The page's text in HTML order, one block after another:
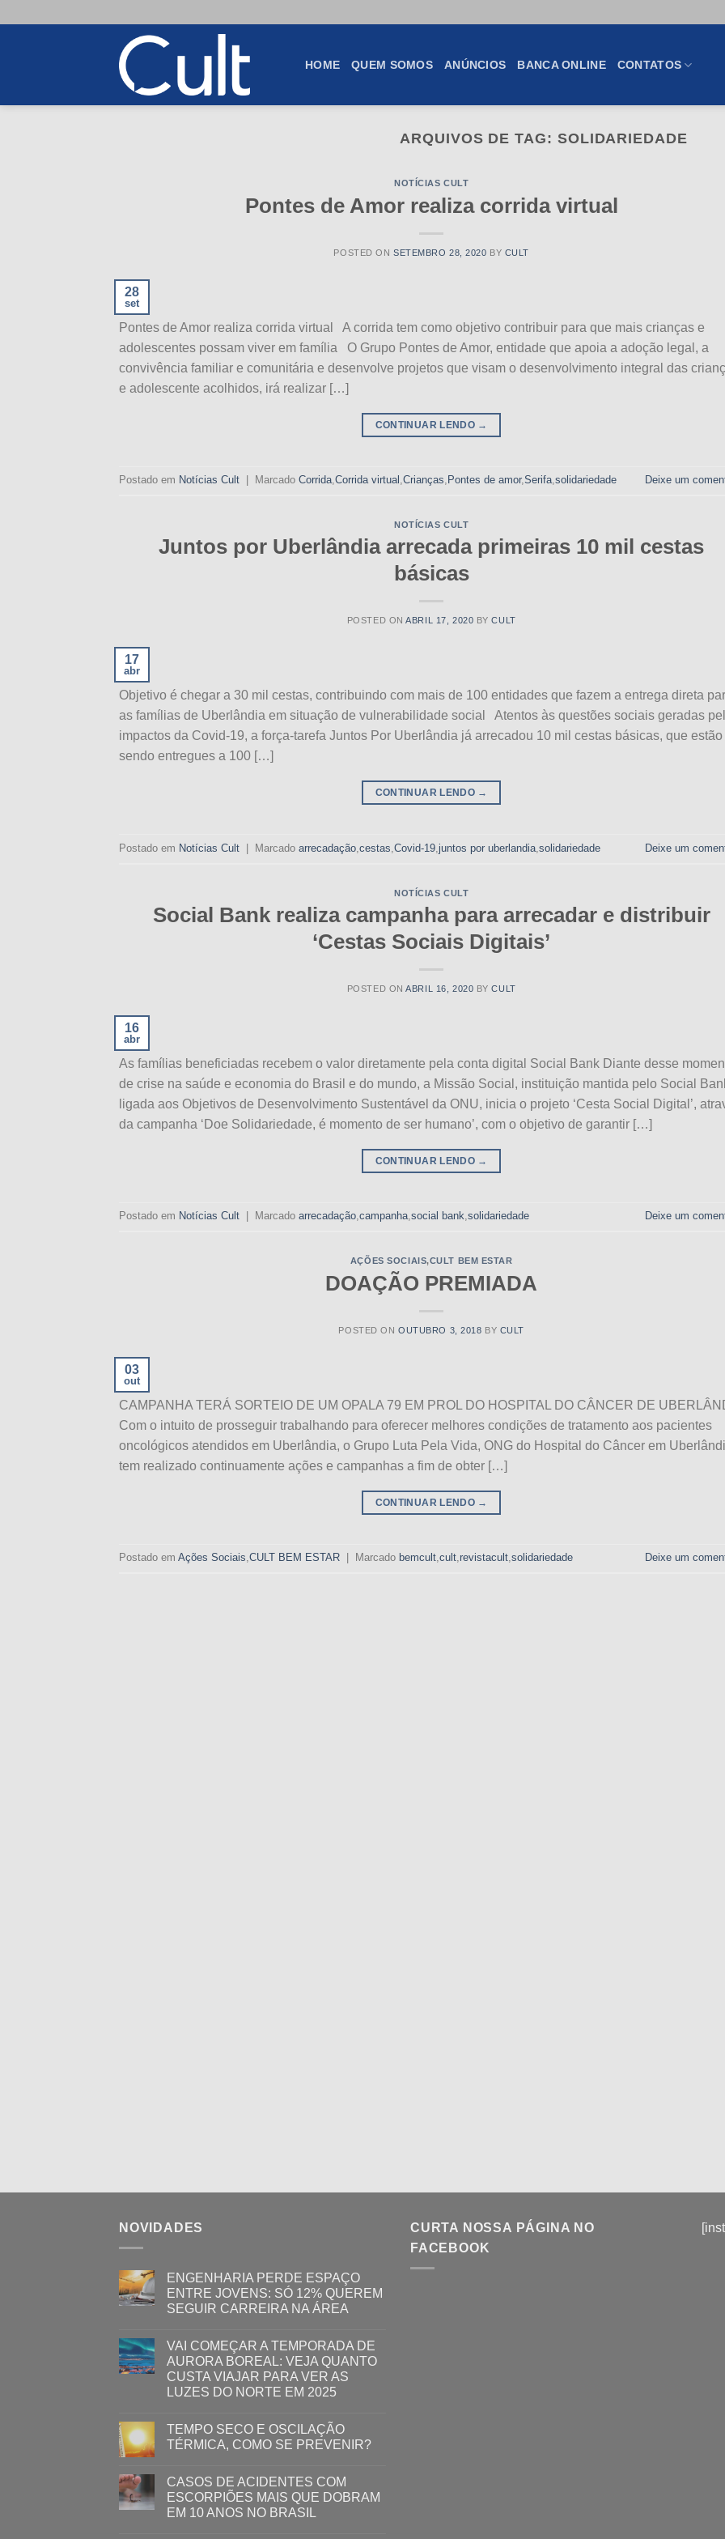
HOME QUEM SOMOS ANÚNCIOS BANCA ONLINE CONTATOS
ARQUIVOS DE TAG: SOLIDARIEDADE
NOTÍCIAS CULT
Pontes de Amor realiza corrida virtual
POSTED ONSETEMBRO 28, 2020 BY CULT
28
set
Pontes de Amor realiza corrida virtual A corrida tem como objetivo contribuir para que mais crianças e
adolescentes possam viver em família O Grupo Pontes de Amor, entidade que apoia a adoção legal, a
convivência familiar e comunitária e desenvolve projetos que visam o desenvolvimento integral das
e adolescente acolhidos, irá realizar […]
CONTINUAR LENDO →
Postado em Notícias Cult Marcado Corrida,Corrida virtual ,Crianças, Pontes de amor,Serifa,solidariedade Deixe um
NOTÍCIAS CULT
Juntos por Uberlândia arrecada primeiras 10 mil cestas
básicas
POSTED ONABRIL 17, 2020 BYCULT
17
abr
Objetivo é chegar a 30 mil cestas, contribuindo com mais de 100 entidades que fazem a entrega direta
as famílias de Uberlândia em situação de vulnerabilidade social Atentos às questões sociais geradas
impactos da Covid-19, a força-tarefa Juntos Por Uberlândia já arrecadou 10 mil cestas básicas, que estão
sendo entregues a 100 […]
CONTINUAR LENDO →
Postado em Notícias Cult Marcado arrecadação cestas Covid-19 juntos por uberlandia solidariedade Deixe um
NOTÍCIAS CULT
Social Bank realiza campanha para arrecadar e distribuir
‘Cestas Sociais Digitais’
POSTED ONABRIL 16, 2020 BYCULT
16
abr
As famílias beneficiadas recebem o valor diretamente pela conta digital Social Bank Diante desse
de crise na saúde e economia do Brasil e do mundo, a Missão Social, instituição mantida pelo Social
ligada aos Objetivos de Desenvolvimento Sustentável da ONU, inicia o projeto ‘Cesta Social Digital’,
da campanha ‘Doe Solidariedade, é momento de ser humano’, com o objetivo de garantir […]
CONTINUAR LENDO →
Postado em Notícias Cult Marcado arrecadação,campanha,social bank,solidariedade Deixe um
AÇÕES SOCIAIS,CULT BEM ESTAR
DOAÇÃO PREMIADA
POSTED ONOUTUBRO 3, 2018 BY CULT
03
out
CAMPANHA TERÁ SORTEIO DE UM OPALA 79 EM PROL DO HOSPITAL DO CÂNCER DE
Com o intuito de prosseguir trabalhando para oferecer melhores condições de tratamento aos pacientes
oncológicos atendidos em Uberlândia, o Grupo Luta Pela Vida, ONG do Hospital do Câncer em
tem realizado continuamente ações e campanhas a fim de obter […]
CONTINUAR LENDO →
Postado em Ações Sociais,CULT BEM ESTAR Marcado bemcult,cult,revistacult,solidariedade Deixe um
NOVIDADES
ENGENHARIA PERDE ESPAÇO
ENTRE JOVENS: SÓ 12% QUEREM
SEGUIR CARREIRA NA ÁREA
VAI COMEÇAR A TEMPORADA DE
AURORA BOREAL: VEJA QUANTO
CUSTA VIAJAR PARA VER AS
LUZES DO NORTE EM 2025
TEMPO SECO E OSCILAÇÃO
TÉRMICA, COMO SE PREVENIR?
CASOS DE ACIDENTES COM
ESCORPIÕES MAIS QUE DOBRAM
EM 10 ANOS NO BRASIL
CURTA NOSSA PÁGINA NO
FACEBOOK